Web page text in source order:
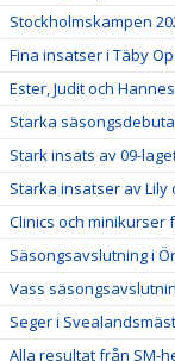
Stockholmskampen
Fina insatser i Täby
Ester, Judit och
Starka
Stark insats av 09-
Starka insatser av
Clinics och minikurser
Säsongsavslutning i
Vass
Seger i
Alla resultat från SM-